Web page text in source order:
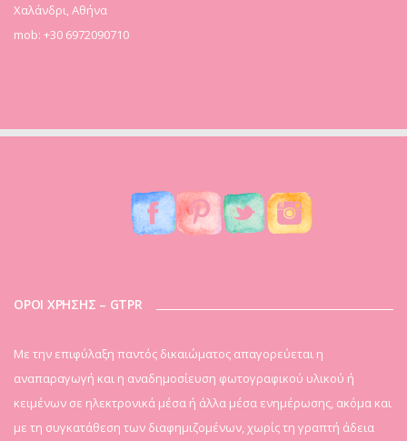
Χαλάνδρι, Αθήνα
mob: +30 6972090710
ΟΡΟΙ ΧΡΗΣΗΣ – GTPR
Mε την επιφύλαξη παντός δικαιώματος απαγορεύεται η
αναπαραγωγή και η αναδημοσίευση φωτογραφικού υλικού ή
κειμένων σε ηλεκτρονικά μέσα ή άλλα μέσα ενημέρωσης, ακόμα και
με τη συγκατάθεση των διαφημιζομένων, χωρίς τη γραπτή άδεια